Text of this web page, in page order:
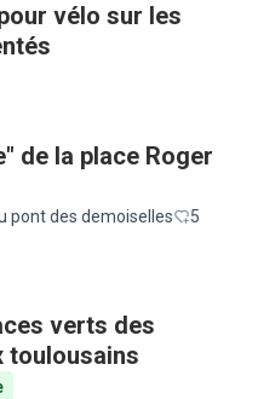
vélo sur les
de la place Roger
pont des demoiselles
5
verts des
toulousains